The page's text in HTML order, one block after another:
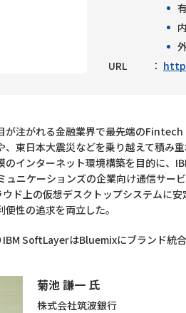
URL
が注がれる金融業界で最先端の
、東日本大震災などを乗り越えて積み
のインターネット環境構築を目的に
ュニケーションズの企業向け通信サ
ウド上の仮想デスクトップシステムに
性の追求を両立した。
IBM SoftLayerはBluemixにブランド統
菊池 謙一 氏
株式会社筑波銀行